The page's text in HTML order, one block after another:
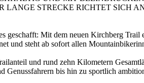
LANGE STRECKE RICHTET SICH
geschafft: Mit dem neuen Kirchberg
und steht ab sofort allen
und rund zehn Kilometern
Genussfahrern bis hin zu sportlich